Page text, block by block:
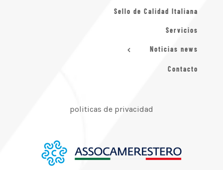
Sello de Calidad Italiana
Servicios
Noticias news
Contacto
politicas de privacidad